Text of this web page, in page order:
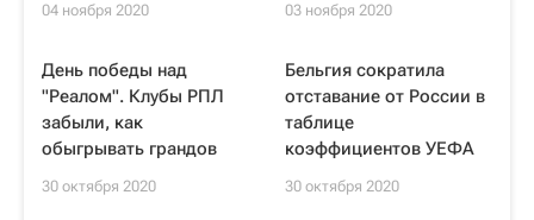
04 ноября 2020 03 ноября 2020
День победы над
"Реалом". Клубы РПЛ
забыли, как
обыгрывать грандов
30 октября 2020
Бельгия сократила
отставание от России в
таблице
коэффициентов УЕФА
30 октября 2020